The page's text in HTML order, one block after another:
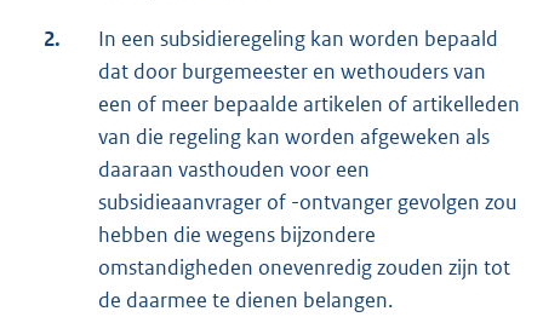
2.
In een subsidieregeling kan worden bepaald
dat door burgemeester en wethouders van
een of meer bepaalde artikelen of artikelleden
van die regeling kan worden afgeweken als
daaraan vasthouden voor een
subsidieaanvrager of -ontvanger gevolgen zou
hebben die wegens bijzondere
omstandigheden onevenredig zouden zijn tot
de daarmee te dienen belangen.